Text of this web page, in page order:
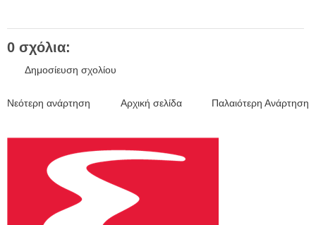
0 σχόλια:
Δημοσίευση σχολίου
Νεότερη ανάρτηση Παλαιότερη Ανάρτηση
Αρχική σελίδα